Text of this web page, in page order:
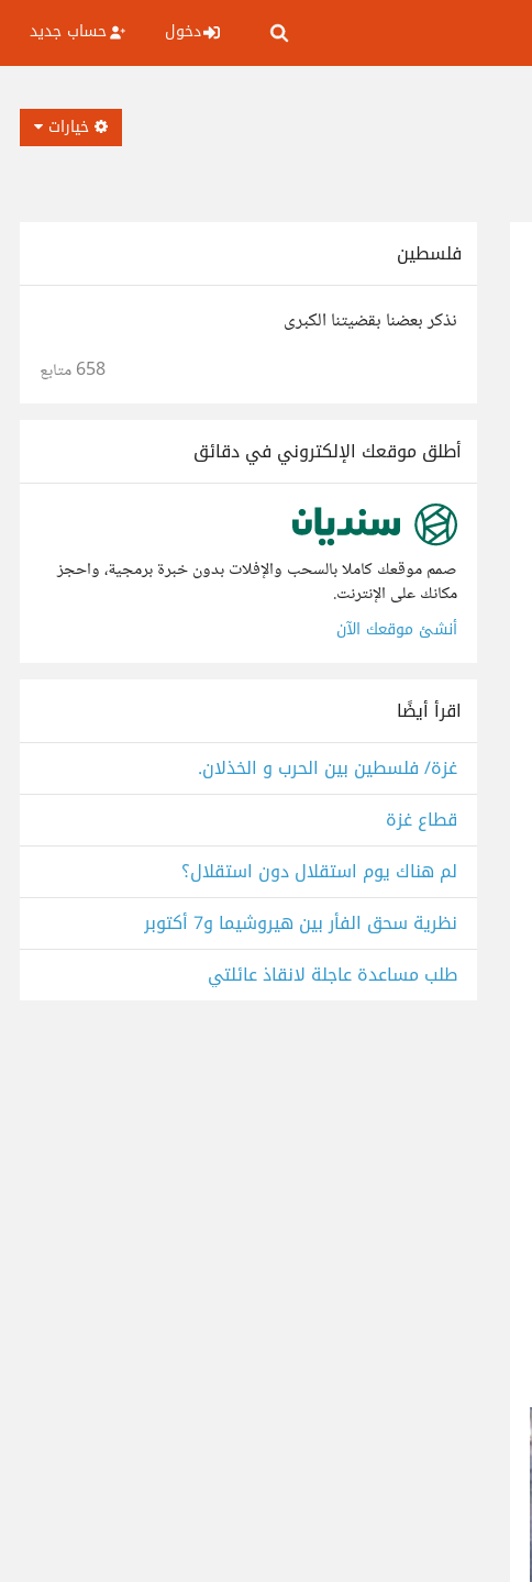
دخول حساب جديد
خيارات
فلسطين
نذكر بعضنا بقضيتنا الكبرى
658متابع
أطلق موقعك الإلكتروني في دقائق
صمم موقعك كاملا بالسحب والإفلات بدون خبرة برمجية، واحجز
مكانك على الإنترنت.
أنشئ موقعك الآن
اقرأ أيضًا
غزة/ فلسطين بين الحرب و الخذلان.
قطاع غزة
لم هناك يوم استقلال دون استقلال؟
نظرية سحق الفأر بين هيروشيما و7 أكتوبر
طلب مساعدة عاجلة لانقاذ عائلتي